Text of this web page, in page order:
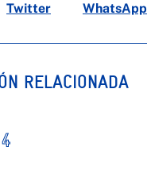
Twitter WhatsApp
RELACIONADA
4